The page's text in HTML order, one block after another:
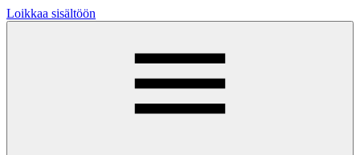
Loikkaa sisältöön